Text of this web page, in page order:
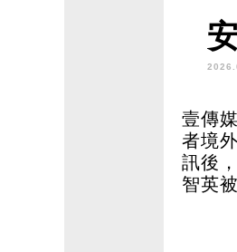
壹傳
者境
訊後
智英